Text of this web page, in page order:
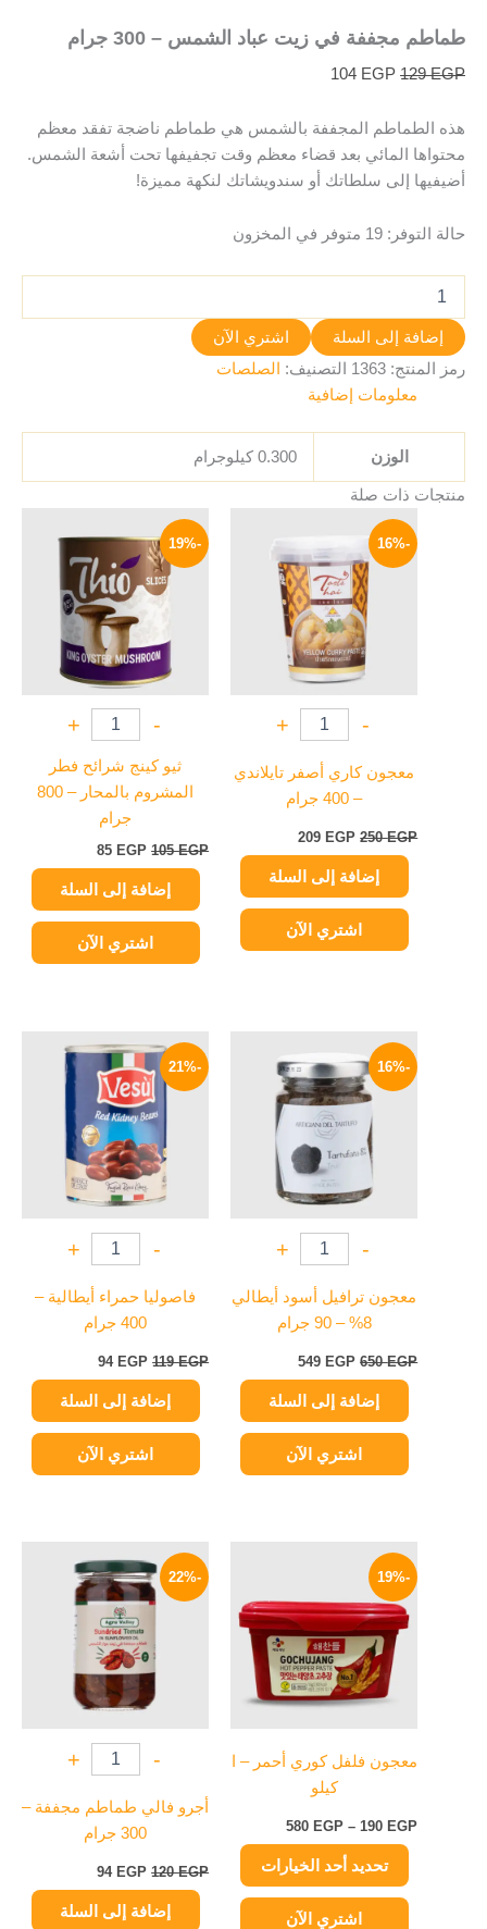
طماطم مجففة في زيت عباد الشمس – 300 جرام
129EGP
104 EGP
هذه الطماطم المجففة بالشمس هي طماطم ناضجة تفقد معظم
محتواها المائي بعد قضاء معظم وقت تجفيفها تحت أشعة الشمس.
أضيفيها إلى سلطاتك أو سندويشاتك لنكهة مميزة!
حالة التوفر: 19 متوفر في المخزون
إضافة إلى السلة
اشتري الآن
رمز المنتج: 1363 التصنيف:
الصلصات
معلومات إضافية
الوزن 0.300 كيلوجرام
منتجات ذات صلة
-16%
-
+
معجون كاري أصفر تايلاندي
– 400 جرام
250EGP
هو:
250 EGP.
209 EGP
هو:
209 EGP.
إضافة إلى السلة
اشتري الآن
-19%
-
+
ثيو كينج شرائح فطر
المشروم بالمحار – 800
جرام
105EGP
الأصلي
هو:
105 EGP.
85 EGP
الحالي
85 EGP.
إضافة إلى السلة
اشتري الآن
-16%
-
+
معجون ترافيل أسود أيطالي
8% – 90 جرام
650EGP
الأصلي
هو:
650 EGP.
549 EGP
الحالي
هو:
549 EGP.
إضافة إلى السلة
اشتري الآن
-21%
-
+
فاصوليا حمراء أيطالية –
400 جرام
119EGP
الأصلي
هو:
119 EGP.
94 EGP
الحالي
هو:
94 EGP.
إضافة إلى السلة
اشتري الآن
-19%
معجون فلفل كوري أحمر – ا
كيلو
190 EGP
–
580 EGP
خلال
⁦580 EGP⁩
تحديد أحد الخيارات
هناك
العديد
من
الأشكال
المختلفة
اختيار
صفحة
المنتج
اشتري الآن
-22%
-
+
أجرو فالي طماطم مجففة –
300 جرام
120EGP
الأصلي
هو:
120 EGP.
94 EGP
الحالي
هو:
94 EGP.
إضافة إلى السلة